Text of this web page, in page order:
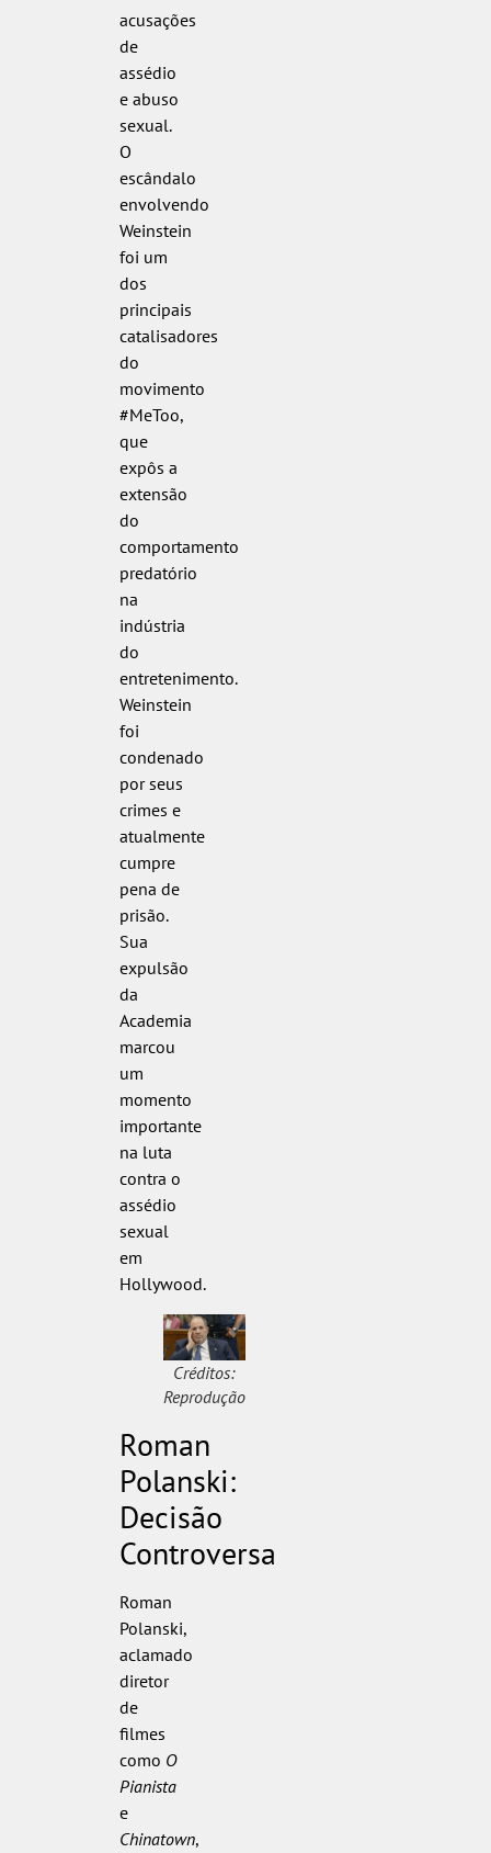
acusações
de
assédio
e abuso
sexual.
O
escândalo
envolvendo
Weinstein
foi um
dos
principais
catalisadores
do
movimento
#MeToo,
que
expôs a
extensão
do
comportamento
predatório
na
indústria
do
entretenimento.
Weinstein
foi
condenado
por seus
crimes e
atualmente
cumpre
pena de
prisão.
Sua
expulsão
da
Academia
marcou
um
momento
importante
na luta
contra o
assédio
sexual
em
Hollywood.
Créditos:
Reprodução
Roman
Polanski:
Decisão
Controversa
Roman
Polanski,
aclamado
diretor
de
filmes
como O
Pianista
e
Chinatown,